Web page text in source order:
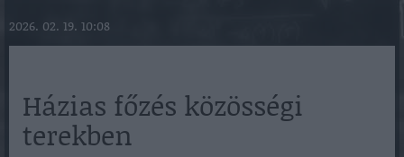
2026. 02. 19. 10:08
Házias főzés közösségi
terekben